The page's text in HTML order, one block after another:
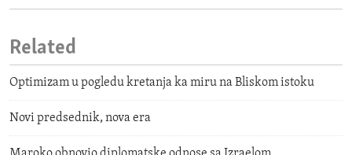
Related
Optimizam u pogledu kretanja ka miru na Bliskom istoku
Novi predsednik, nova era